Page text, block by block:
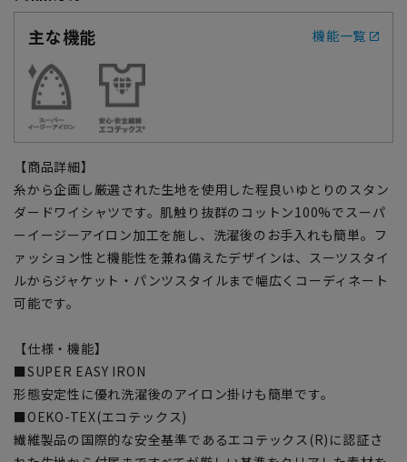
主な機能
機能一覧
【商品詳細】
糸から企画し厳選された生地を使用した程良いゆとりのスタン
ダードワイシャツです。肌触り抜群のコットン100%でスーパ
ーイージーアイロン加工を施し、洗濯後のお手入れも簡単。フ
ァッション性と機能性を兼ね備えたデザインは、スーツスタイ
ルからジャケット・パンツスタイルまで幅広くコーディネート
可能です。
【仕様・機能】
■SUPER EASY IRON
形態安定性に優れ洗濯後のアイロン掛けも簡単です。
■OEKO-TEX(エコテックス)
繊維製品の国際的な安全基準であるエコテックス(R)に認証さ